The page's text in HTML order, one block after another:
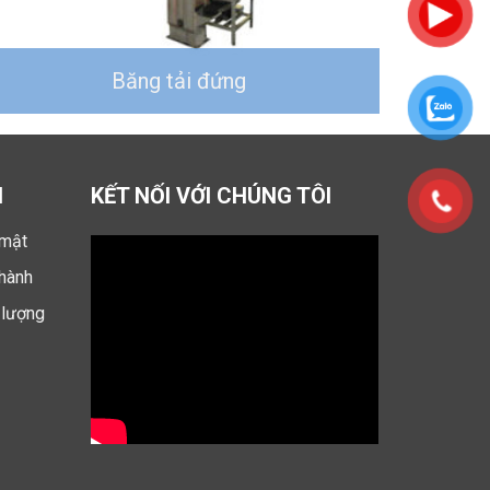
Băng tải đứng
KẾT NỐI VỚI CHÚNG TÔI